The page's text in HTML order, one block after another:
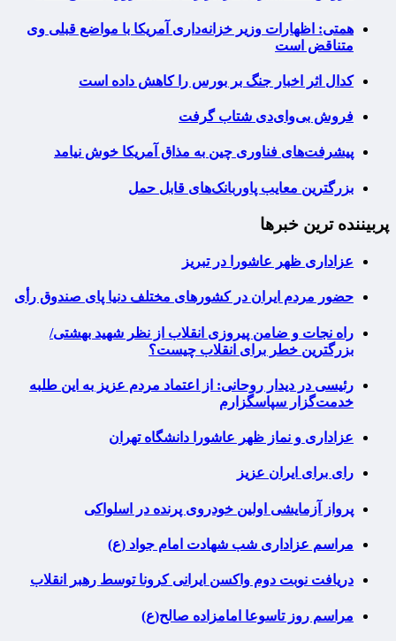
همتی: اظهارات وزیر خزانه‌داری آمریکا با مواضع قبلی وی
متناقض است
کدال اثر اخبار جنگ بر بورس را کاهش داده است
فروش بی‌وای‌دی شتاب گرفت
پیشرفت‌های فناوری چین به مذاق آمریکا خوش نیامد
بزرگترین معایب پاوربانک‌های قابل حمل
پربیننده ترین خبرها
عزاداری ظهر عاشورا در تبریز
حضور مردم ایران در کشورهای مختلف دنیا پای صندوق رأی
راه نجات و ضامن پیروزی انقلاب از نظر شهید بهشتی/
بزرگترین خطر برای انقلاب چیست؟
رئیسی در دیدار روحانی: از اعتماد مردم عزیز به این طلبه
خدمت‌گزار سپاسگزارم
عزاداری و نماز ظهر عاشورا دانشگاه تهران
رای برای ایران عزیز
پرواز آزمایشی اولین خودروی پرنده در اسلواکی
مراسم عزاداری شب شهادت امام جواد (ع)
دریافت نوبت دوم واکسن ایرانی کرونا توسط رهبر انقلاب
مراسم روز تاسوعا امامزاده صالح(ع)